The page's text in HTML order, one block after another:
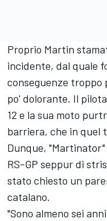
Proprio Martin
incidente, dal quale
conseguenze troppo
po' dolorante. Il
12 e la sua moto
barriera, che in quel
Dunque,
RS-GP seppur di
stato chiesto un
catalano.
"Sono almeno sei